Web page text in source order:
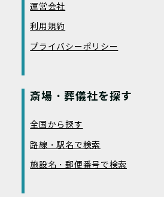
運営会社
利用規約
プライバシーポリシー
斎場・葬儀社を探す
全国から探す
路線・駅名で検索
施設名・郵便番号で検索